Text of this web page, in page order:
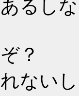
るし
？
ない